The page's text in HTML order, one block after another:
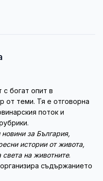
с богат опит в
от теми. Тя е отговорна
поток и
за България,
истории от живота,
на животните.
съдържанието